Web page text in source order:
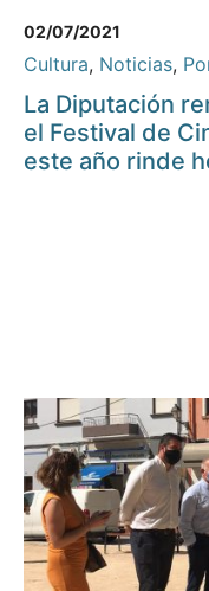
02/07/2021
Cultura, Noticias,
La Diputación
el Festival de
este año rinde